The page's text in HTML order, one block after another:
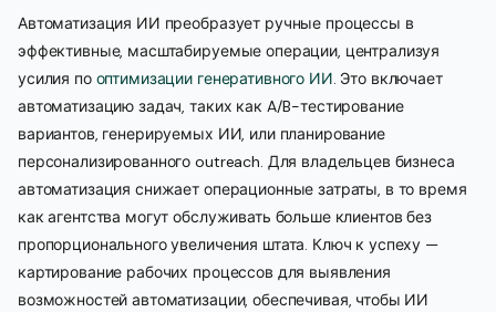
Автоматизация ИИ преобразует ручные процессы в
эффективные, масштабируемые операции, централизуя
усилия по оптимизации генеративного ИИ. Это включает
автоматизацию задач, таких как A/B-тестирование
вариантов, генерируемых ИИ, или планирование
персонализированного outreach. Для владельцев бизнеса
автоматизация снижает операционные затраты, в то время
как агентства могут обслуживать больше клиентов без
пропорционального увеличения штата. Ключ к успеху —
картирование рабочих процессов для выявления
возможностей автоматизации, обеспечивая, чтобы ИИ